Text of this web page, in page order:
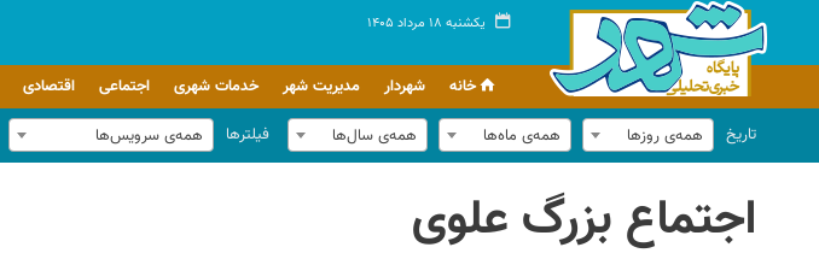
یکشنبه ۱۸ مرداد ۱۴۰۵
خانه شهردار مدیریت شهر خدمات شهری اجتماعی اقتصادی
تاریخ
همه‌ی روزها همه‌ی ماه‌ها همه‌ی سال‌ها فیلترها همه‌ی سرویس‌ها
اجتماع بزرگ علوی